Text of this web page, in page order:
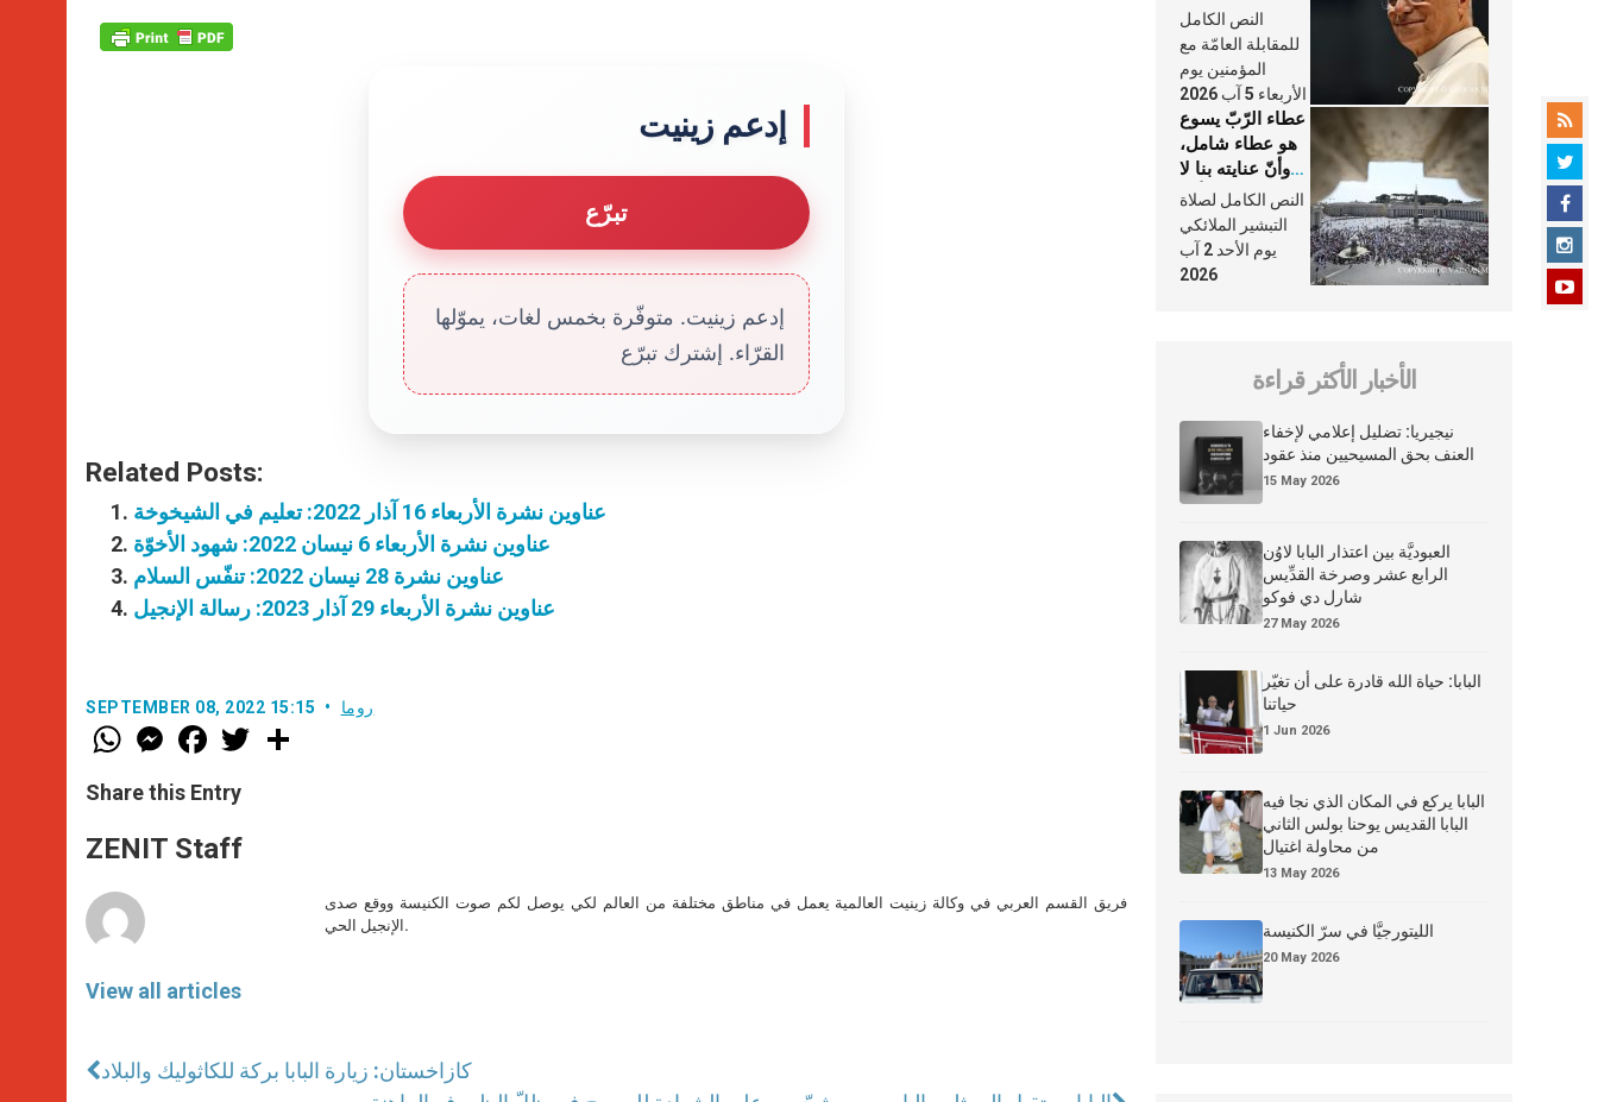
إدعم زينيت
تبرّع
إدعم زينيت. متوفّرة بخمس لغات، يموّلها
القرّاء. إشترك تبرّع
Related Posts:
عناوين نشرة الأربعاء 16 آذار 2022: تعليم في الشيخوخة
عناوين نشرة الأربعاء 6 نيسان 2022: شهود الأخوّة
عناوين نشرة 28 نيسان 2022: تنفّس السلام
عناوين نشرة الأربعاء 29 آذار 2023: رسالة الإنجيل
SEPTEMBER 08, 2022 15:15 روما
W
h
t
s
p
p
M
e
s
e
g
e
F
a
e
b
o
k
w
Share this Entry
ZENIT Staff
View all articles
فريق القسم العربي في وكالة زينيت العالمية يعمل في مناطق مختلفة من العالم لكي يوصل لكم صوت الكنيسة ووقع صدى
الإنجيل الحي.
كازاخستان: زيارة البابا بركة للكاثوليك والبلاد
وكلّ يوم، هما
النَّفَس في حياة
الكنيسة
النص الكامل
للمقابلة العامّة مع
المؤمنين يوم
الأربعاء 5 آب 2026
عطاء الرّبّ يسوع
هو عطاء شامل،
وأنّ عنايته بنا لا
تغيب عنّا أبدًا
النص الكامل لصلاة
التبشير الملائكي
يوم الأحد 2 آب
2026
الأخبار الأكثر قراءة
نيجيريا: تضليل إعلامي لإخفاء
العنف بحق المسيحيين منذ عقود
15 May 2026
العبوديَّة بين اعتذار البابا لاوُن
الرابع عشر وصرخة القدِّيس
شارل دي فوكو
27 May 2026
البابا: حياة الله قادرة على أن تغيّر
حياتنا
1 Jun 2026
البابا يركع في المكان الذي نجا فيه
البابا القديس يوحنا بولس الثاني
من محاولة اغتيال
13 May 2026
الليتورجيَّا في سرّ الكنيسة
20 May 2026